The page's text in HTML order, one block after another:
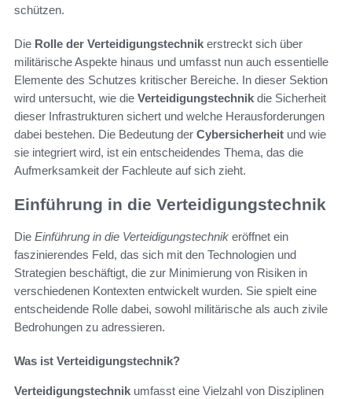
schützen.
Die Rolle der Verteidigungstechnik erstreckt sich über
militärische Aspekte hinaus und umfasst nun auch essentielle
Elemente des Schutzes kritischer Bereiche. In dieser Sektion
wird untersucht, wie die Verteidigungstechnik die Sicherheit
dieser Infrastrukturen sichert und welche Herausforderungen
dabei bestehen. Die Bedeutung der Cybersicherheit und wie
sie integriert wird, ist ein entscheidendes Thema, das die
Aufmerksamkeit der Fachleute auf sich zieht.
Einführung in die Verteidigungstechnik
Die Einführung in die Verteidigungstechnik eröffnet ein
faszinierendes Feld, das sich mit den Technologien und
Strategien beschäftigt, die zur Minimierung von Risiken in
verschiedenen Kontexten entwickelt wurden. Sie spielt eine
entscheidende Rolle dabei, sowohl militärische als auch zivile
Bedrohungen zu adressieren.
Was ist Verteidigungstechnik?
Verteidigungstechnik umfasst eine Vielzahl von Disziplinen